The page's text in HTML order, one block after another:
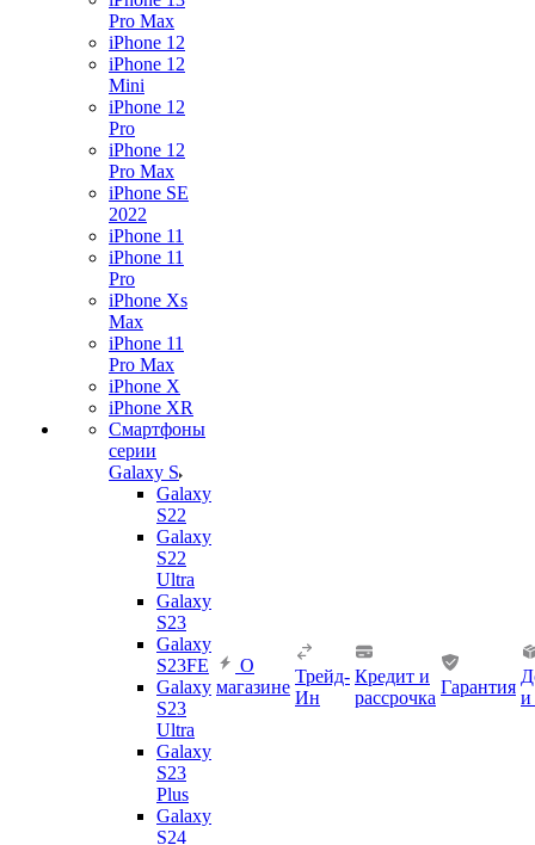
Pro Max
iPhone 12
iPhone 12
Mini
iPhone 12
Pro
iPhone 12
Pro Max
iPhone SE
2022
iPhone 11
iPhone 11
Pro
iPhone Xs
Max
iPhone 11
Pro Max
iPhone X
iPhone XR
Смартфоны
серии
Galaxy S
Galaxy
S22
Galaxy
S22
Ultra
Galaxy
S23
Galaxy
S23FE
Galaxy
S23
Ultra
Galaxy
S23
Plus
Galaxy
S24
О
магазине
Трейд-
Ин
Кредит и
рассрочка
Гарантия
и